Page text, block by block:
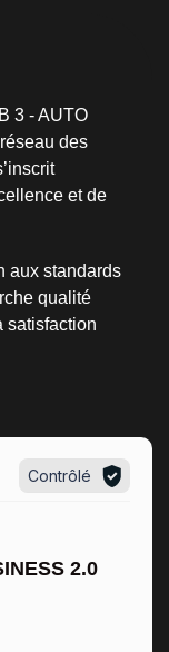
3 - AUTO
réseau des
et de
aux standards
qualité
satisfaction
Contrôlé
2.0